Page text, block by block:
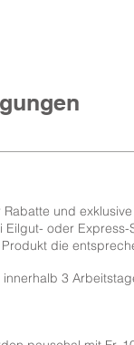
und
oder
die
3